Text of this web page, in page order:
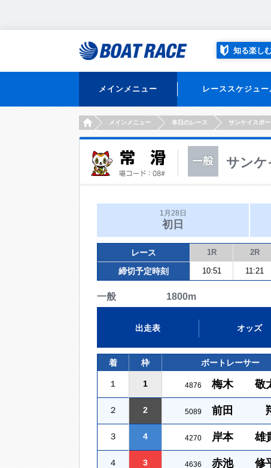
知る楽し
メインメニュー レーススケジュー
HOMEメインメニュー 本日のレース サンケイスポ
サンケ
1月28日
初日
レース 1R 2R
締切予定時刻 10:51 11:21
一般 1800m
出走表 オッズ
着 枠 ボートレーサー
１ 1 4876 梅木 敬
２ 2 5089 前田
３ 4 4270 岸本 雄
４ 3 4636 赤池 修